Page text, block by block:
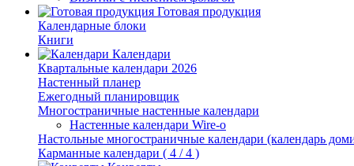
Готовая продукция
Календарные блоки
Книги
Календари
Квартальные календари 2026
Настенный планер
Ежегодный планировщик
Многостраничные настенные календари
Настенные календари Wire-o
Настольные многостраничные календари (календарь
Карманные календари ( 4 / 4 )